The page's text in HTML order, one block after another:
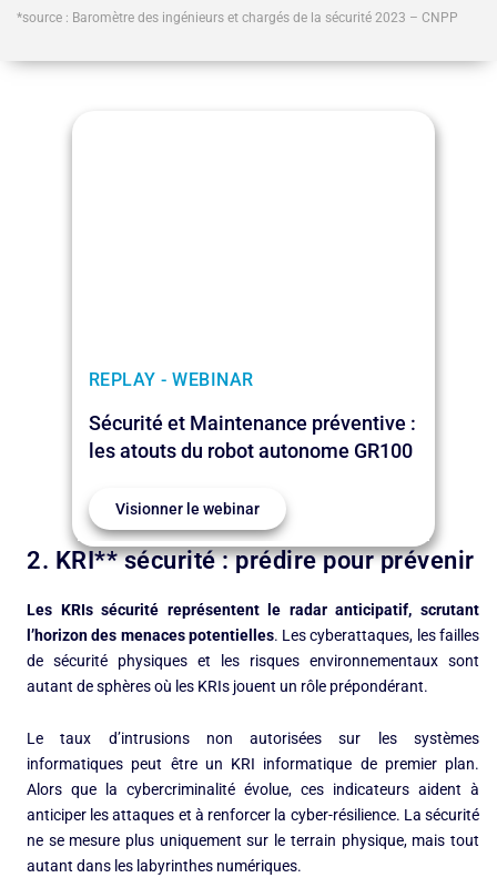
*source : Baromètre des ingénieurs et chargés de la sécurité 2023 – CNPP
REPLAY - WEBINAR
Sécurité et Maintenance préventive :
les atouts du robot autonome GR100
Visionner le webinar
2. KRI** sécurité : prédire pour prévenir
Les KRIs sécurité représentent le radar anticipatif, scrutant
l’horizon des menaces potentielles. Les cyberattaques, les failles
de sécurité physiques et les risques environnementaux sont
autant de sphères où les KRIs jouent un rôle prépondérant.
Le taux d’intrusions non autorisées sur les systèmes
informatiques peut être un KRI informatique de premier plan.
Alors que la cybercriminalité évolue, ces indicateurs aident à
anticiper les attaques et à renforcer la cyber-résilience. La sécurité
ne se mesure plus uniquement sur le terrain physique, mais tout
autant dans les labyrinthes numériques.